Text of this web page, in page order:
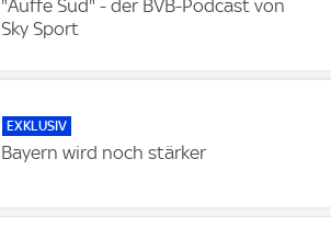
"Auffe Süd" - der BVB-Podcast von
Sky Sport
EXKLUSIV
Bayern wird noch stärker